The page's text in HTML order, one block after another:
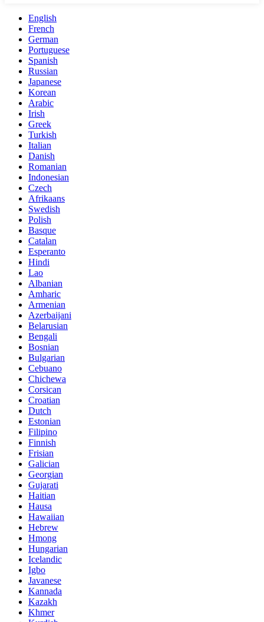
English
French
German
Portuguese
Spanish
Russian
Japanese
Korean
Arabic
Irish
Greek
Turkish
Italian
Danish
Romanian
Indonesian
Czech
Afrikaans
Swedish
Polish
Basque
Catalan
Esperanto
Hindi
Lao
Albanian
Amharic
Armenian
Azerbaijani
Belarusian
Bengali
Bosnian
Bulgarian
Cebuano
Chichewa
Corsican
Croatian
Dutch
Estonian
Filipino
Finnish
Frisian
Galician
Georgian
Gujarati
Haitian
Hausa
Hawaiian
Hebrew
Hmong
Hungarian
Icelandic
Igbo
Javanese
Kannada
Kazakh
Khmer